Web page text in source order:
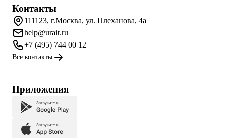
Контакты
111123, г.Москва, ул. Плеханова, 4а
help@urait.ru
+7 (495) 744 00 12
Все контакты
Приложения